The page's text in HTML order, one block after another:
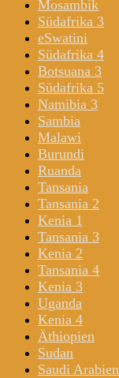
Mosambik
Südafrika 3
eSwatini
Südafrika 4
Botsuana 3
Südafrika 5
Namibia 3
Sambia
Malawi
Burundi
Ruanda
Tansania
Tansania 2
Kenia 1
Tansania 3
Kenia 2
Tansania 4
Kenia 3
Uganda
Kenia 4
Äthiopien
Sudan
Saudi Arabien